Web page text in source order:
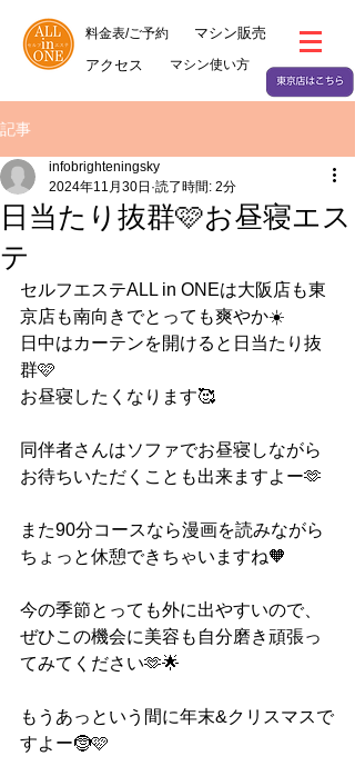
料金表/ご予約
マシン販売
アクセス
マシン使い方
記事
日当たり抜群🩷お昼寝エス
テ
infobrighteningsky
2024年11月30日 読了時間: 2分
セルフエステALL in ONEは大阪店も東
京店も南向きでとっても爽やか☀️
日中はカーテンを開けると日当たり抜
群🩷
お昼寝したくなります🥰
同伴者さんはソファでお昼寝しながら
お待ちいただくことも出来ますよー🫶
また90分コースなら漫画を読みながら
ちょっと休憩できちゃいますね🧡
今の季節とっても外に出やすいので、
ぜひこの機会に美容も自分磨き頑張っ
てみてください🫶🌟
もうあっという間に年末&クリスマスで
すよー🤶🩷